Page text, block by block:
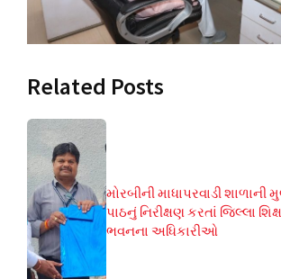
Related Posts
મોરબીની માધાપરવાડી શાળાની
પાઠનું નિરીક્ષણ કરતાં જિલ્લા
ભવનના અધિકારીઓ